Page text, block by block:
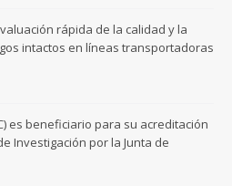
rápida de la calidad y la
intactos en líneas transportadoras
es beneficiario para su acreditación
Investigación por la Junta de